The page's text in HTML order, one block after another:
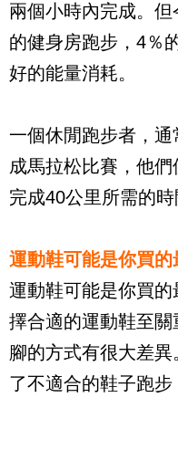
兩個小時內完成。
的健身房跑步，4％
好的能量消耗。
一個休閒跑步者，
成馬拉松比賽，他
完成40公里所需的時
運動鞋可能是你買
運動鞋可能是你買
擇合適的運動鞋至
腳的方式有很大差
了不適合的鞋子跑步